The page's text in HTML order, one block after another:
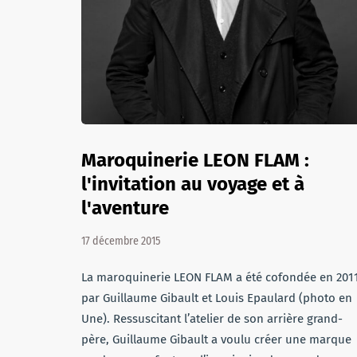
Maroquinerie LEON FLAM :
l'invitation au voyage et à
l'aventure
17 décembre 2015
La maroquinerie LEON FLAM a été cofondée en
par Guillaume Gibault et Louis Epaulard (photo en
Une). Ressuscitant l’atelier de son arrière grand-
père, Guillaume Gibault a voulu créer une marque